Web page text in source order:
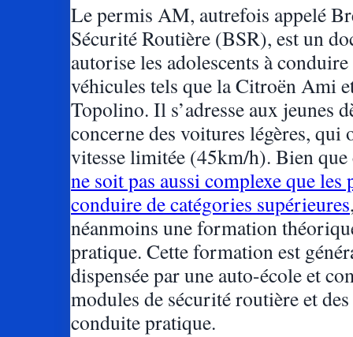
Le permis AM, autrefois appelé
Sécurité Routière (BSR), est un
autorise les adolescents à conduire
véhicules tels que la Citroën Ami
Topolino. Il s’adresse aux jeunes
concerne des voitures légères, qui
vitesse limitée (45km/h). Bien
ne soit pas aussi complexe que les
conduire de catégories supérieures
néanmoins une formation
pratique. Cette formation est
dispensée par une auto-école et
modules de sécurité routière et des
conduite pratique.